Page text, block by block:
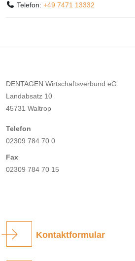
Telefon:+49 7471 13332
DENTAGEN Wirtschaftsverbund eG
Landabsatz 10
45731 Waltrop
Telefon
02309 784 70 0
Fax
02309 784 70 15
Kontaktformular